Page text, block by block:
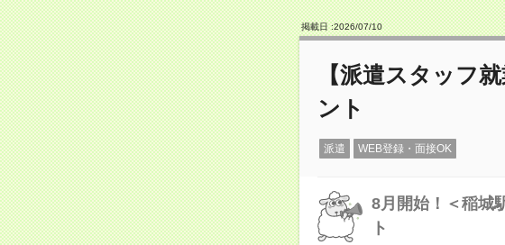
掲載日 :2026/07/10
【派遣スタッフ
ント
派遣 WEB登録・面接OK
8月開始！＜稲城
ト